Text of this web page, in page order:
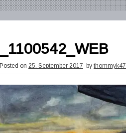
_1100542_WEB
Posted on 25. September 2017 by thommyk47